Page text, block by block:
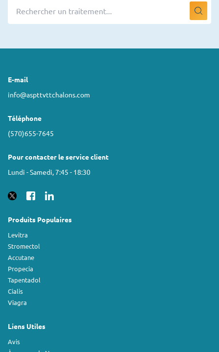
E-mail
info@aspttvttchalons.com
Téléphone
(570)655-7645
Pour contacter le service client
Lundi - Samedi, 7:45 - 18:30
Produits Populaires
Levitra
Stromectol
Accutane
Propecia
Tapentadol
Cialis
Viagra
Liens Utiles
Avis